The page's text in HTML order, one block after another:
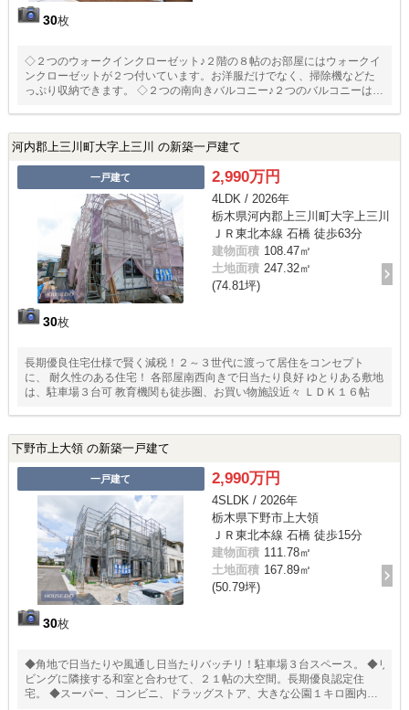
30枚
◇２つのウォークインクローゼット♪２階の８帖のお部屋にはウォークイ
ンクローゼットが２つ付いています。お洋服だけでなく、掃除機などた
っぷり収納できます。 ◇２つの南向きバルコニー♪２つのバルコニーはご
物にしっかり日光が当たるのは早乾きにも繋がります。 ◇使い勝手の良
い和室♪リビングを通らずにアクセスできるので客間としても使えます。
河内郡上三川町大字上三川 の新築一戸建て
一戸建て
30枚
2,990万円
4LDK / 2026年
栃木県河内郡上三川町大字上三川
ＪＲ東北本線 石橋 徒歩63分
建物面積 108.47㎡
土地面積 247.32㎡
(74.81坪)
長期優良住宅仕様で賢く減税！２～３世代に渡って居住をコンセプト
に、 耐久性のある住宅！ 各部屋南西向きで日当たり良好 ゆとりある敷地
は、駐車場３台可 教育機関も徒歩圏、お買い物施設近々 ＬＤＫ１６帖
下野市上大領 の新築一戸建て
一戸建て
30枚
2,990万円
4SLDK / 2026年
栃木県下野市上大領
ＪＲ東北本線 石橋 徒歩15分
建物面積 111.78㎡
土地面積 167.89㎡
(50.79坪)
◆角地で日当たりや風通し日当たりバッチリ！駐車場３台スペース。 ◆リ
ビングに隣接する和室と合わせて、２１帖の大空間。長期優良認定住
宅。 ◆スーパー、コンビニ、ドラッグストア、大きな公園１キロ圏内で